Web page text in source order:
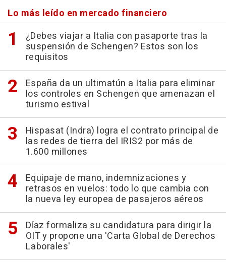
Lo más leído en mercado financiero
¿Debes viajar a Italia con pasaporte tras la
suspensión de Schengen? Estos son los
requisitos
España da un ultimatún a Italia para eliminar
los controles en Schengen que amenazan el
turismo estival
Hispasat (Indra) logra el contrato principal de
las redes de tierra del IRIS2 por más de
1.600 millones
Equipaje de mano, indemnizaciones y
retrasos en vuelos: todo lo que cambia con
la nueva ley europea de pasajeros aéreos
Díaz formaliza su candidatura para dirigir la
OIT y propone una 'Carta Global de Derechos
Laborales'